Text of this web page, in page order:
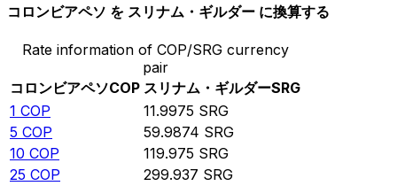
コロンビアペソ を スリナム・ギルダー に換算する
Rate information of COP/SRG currency
pair
コロンビアペソCOP スリナム・ギルダーSRG
1 COP 11.9975 SRG
5 COP 59.9874 SRG
10 COP 119.975 SRG
25 COP 299.937 SRG